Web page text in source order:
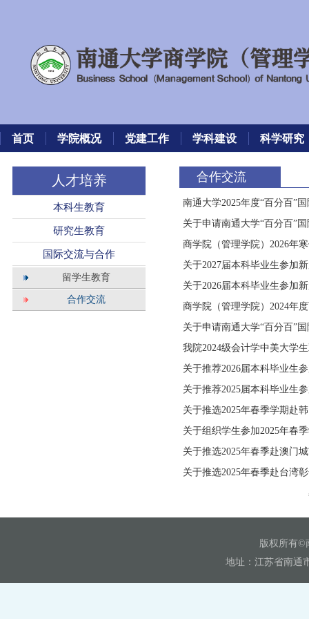
首页 学院概况 党建工作 学科建设 科学研究
人才培养
本科生教育
研究生教育
国际交流与合作
留学生教育
合作交流
合作交流
南通大学2025年度“百分百”
关于申请南通大学“百分百”
商学院（管理学院）2026年
关于2027届本科毕业生参加
关于2026届本科毕业生参加
商学院（管理学院）2024年
关于申请南通大学“百分百”
我院2024级会计学中美大学
关于推荐2026届本科毕业生
关于推荐2025届本科毕业生
关于推选2025年春季学期赴
关于组织学生参加2025年春
关于推选2025年春季赴澳门
关于推选2025年春季赴台湾
版权所有©
地址：江苏省南通